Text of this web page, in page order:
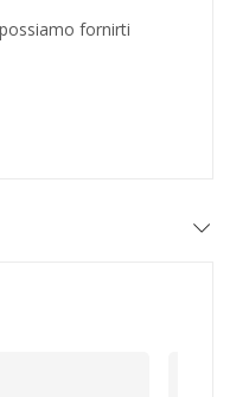
fornirti